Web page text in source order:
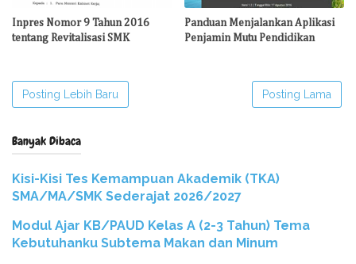
Inpres Nomor 9 Tahun 2016
tentang Revitalisasi SMK
Panduan Menjalankan Aplikasi
Penjamin Mutu Pendidikan
Posting Lebih Baru Posting Lama
Banyak Dibaca
Kisi-Kisi Tes Kemampuan Akademik (TKA)
SMA/MA/SMK Sederajat 2026/2027
Modul Ajar KB/PAUD Kelas A (2-3 Tahun) Tema
Kebutuhanku Subtema Makan dan Minum